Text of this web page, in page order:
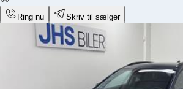
Ring nu Skriv til sælger